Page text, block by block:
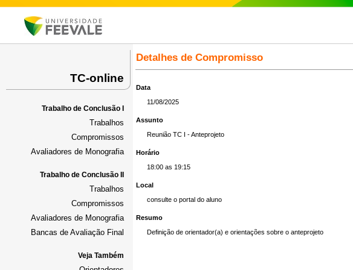
TC-online
Trabalho de Conclusão I
Trabalhos
Compromissos
Avaliadores de Monografia
Trabalho de Conclusão II
Trabalhos
Compromissos
Avaliadores de Monografia
Bancas de Avaliação Final
Veja Também
Detalhes de Compromisso
Data
11/08/2025
Assunto
Reunião TC I - Anteprojeto
Horário
18:00 as 19:15
Local
consulte o portal do aluno
Resumo
Definição de orientador(a) e orientações sobre o anteprojeto